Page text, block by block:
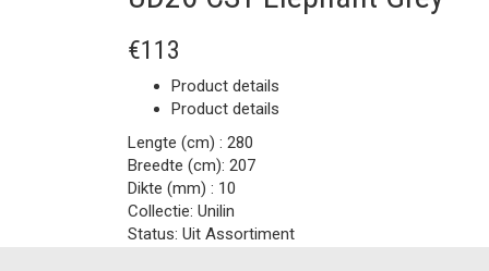
€113
Product details
Product details
Lengte (cm) : 280
Breedte (cm): 207
Dikte (mm) : 10
Collectie: Unilin
Status: Uit Assortiment